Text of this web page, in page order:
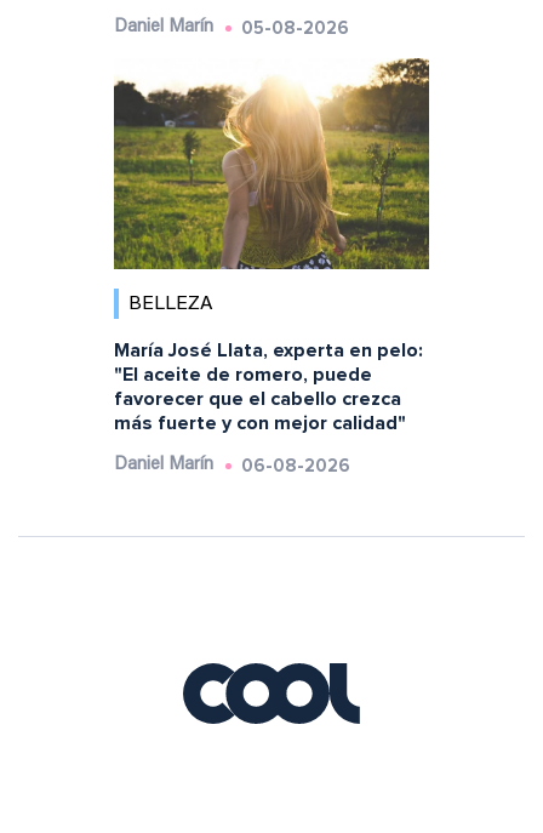
Daniel Marín 05-08-2026
BELLEZA
María José Llata, experta en pelo:
"El aceite de romero, puede
favorecer que el cabello crezca
más fuerte y con mejor calidad"
Daniel Marín 06-08-2026